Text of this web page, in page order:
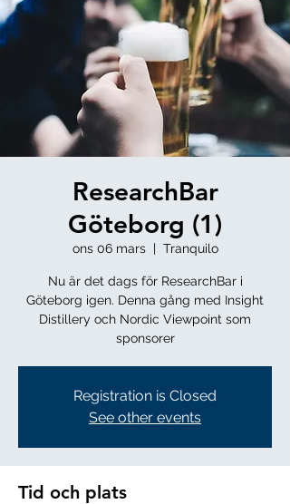
ResearchBar
Göteborg (1)
ons 06 mars
  |
Tranquilo
Nu är det dags för ResearchBar i
Göteborg igen. Denna gång med Insight
Distillery och Nordic Viewpoint som
sponsorer
Registration is Closed
See other events
Tid och plats